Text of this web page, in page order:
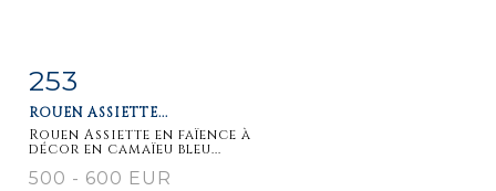
Item detail
253
ROUEN ASSIETTE...
Rouen Assiette en faïence à
décor en camaïeu bleu...
500 - 600 EUR